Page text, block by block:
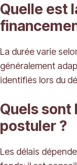
Quelle est
La durée varie
généralement
identifiés lors du
Quels sont
postuler ?
Les délais